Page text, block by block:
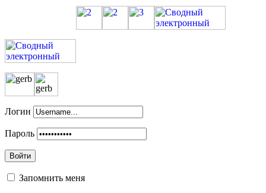
Логин
Пароль
Войти
Запомнить меня